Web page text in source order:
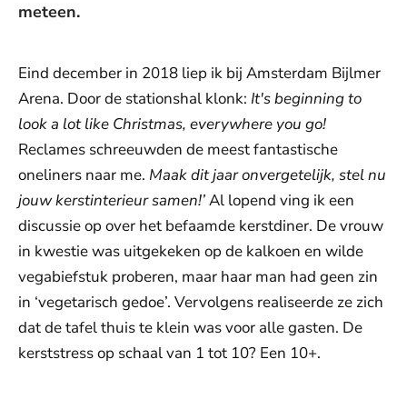
meteen.
Eind december in 2018 liep ik bij Amsterdam Bijlmer
Arena. Door de stationshal klonk: It's beginning to
look a lot like Christmas, everywhere you go!
Reclames schreeuwden de meest fantastische
oneliners naar me. Maak dit jaar onvergetelijk, stel nu
jouw kerstinterieur samen!’Al lopend ving ik een
discussie op over het befaamde kerstdiner. De vrouw
in kwestie was uitgekeken op de kalkoen en wilde
vegabiefstuk proberen, maar haar man had geen zin
in ‘vegetarisch gedoe’. Vervolgens realiseerde ze zich
dat de tafel thuis te klein was voor alle gasten. De
kerststress op schaal van 1 tot 10? Een 10+.